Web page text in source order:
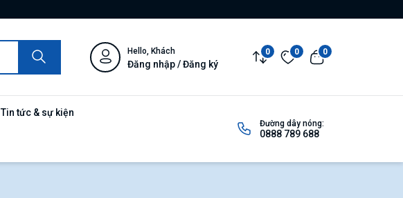
Hello, Khách
Đăng nhập / Đăng ký
0 0 0
Tin tức & sự kiện
Đường dây nóng:
0888 789 688